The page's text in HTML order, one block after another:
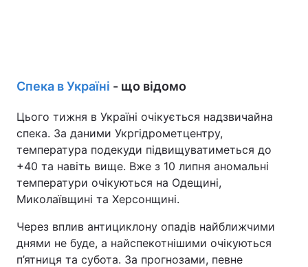
Спека в Україні - що відомо
Цього тижня в Україні очікується надзвичайна
спека. За даними Укргідрометцентру,
температура подекуди підвищуватиметься до
+40 та навіть вище. Вже з 10 липня аномальні
температури очікуються на Одещині,
Миколаївщині та Херсонщині.
Через вплив антициклону опадів найближчими
днями не буде, а найспекотнішими очікуються
п’ятниця та субота. За прогнозами, певне